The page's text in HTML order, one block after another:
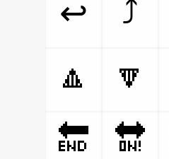
↩
⤴
🔼
🔽
🔚
🔛